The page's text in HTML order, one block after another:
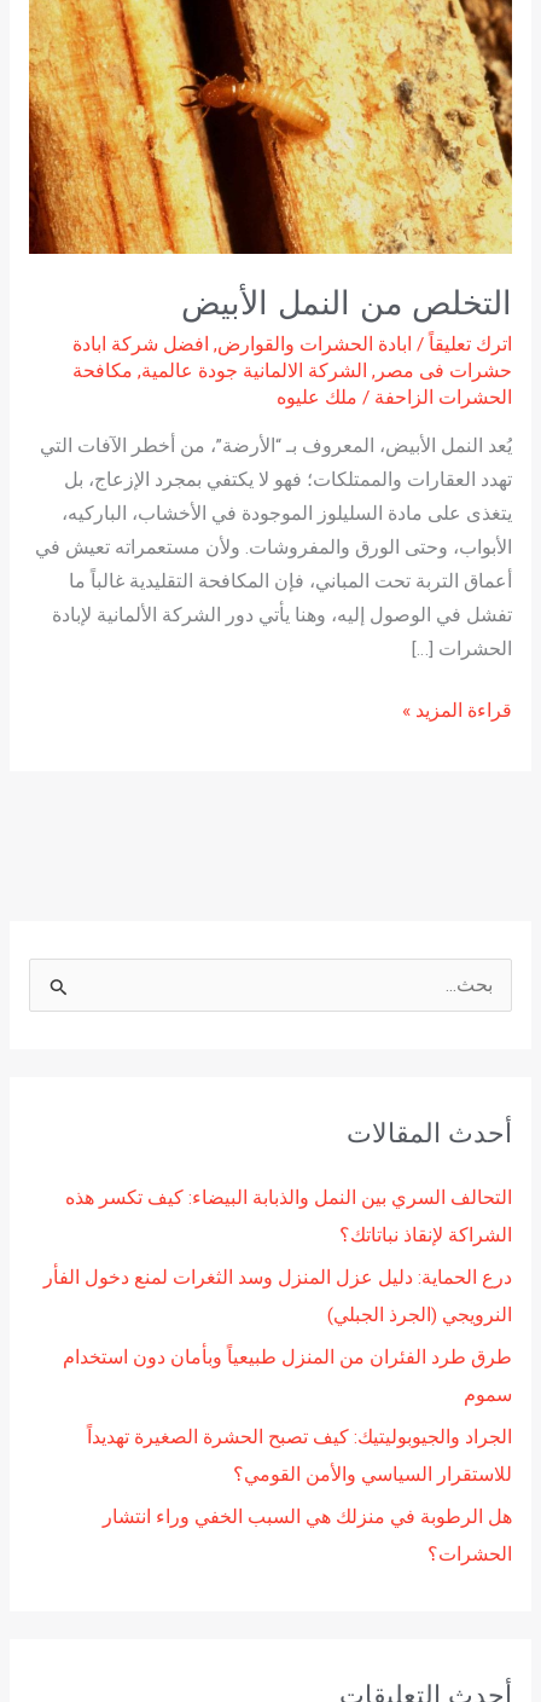
التخلص من النمل الأبيض
اترك تعليقاً / ابادة الحشرات والقوارض, افضل شركة ابادة
حشرات فى مصر , الشركة الالمانية جودة عالمية, مكافحة
الحشرات الزاحفة / ملك عليوه
يُعد النمل الأبيض، المعروف بـ “الأرضة”، من أخطر الآفات التي
تهدد العقارات والممتلكات؛ فهو لا يكتفي بمجرد الإزعاج، بل
يتغذى على مادة السليلوز الموجودة في الأخشاب، الباركيه،
الأبواب، وحتى الورق والمفروشات. ولأن مستعمراته تعيش في
أعماق التربة تحت المباني، فإن المكافحة التقليدية غالباً ما
تفشل في الوصول إليه، وهنا يأتي دور الشركة الألمانية لإبادة
الحشرات […]
النمل
الأبيض
قراءة المزيد »
ث
أحدث المقالات
التحالف السري بين النمل والذبابة البيضاء: كيف تكسر هذه
الشراكة لإنقاذ نباتاتك؟
درع الحماية: دليل عزل المنزل وسد الثغرات لمنع دخول الفأر
النرويجي (الجرذ الجبلي)
طرق طرد الفئران من المنزل طبيعياً وبأمان دون استخدام
سموم
الجراد والجيوبوليتيك: كيف تصبح الحشرة الصغيرة تهديداً
للاستقرار السياسي والأمن القومي؟
هل الرطوبة في منزلك هي السبب الخفي وراء انتشار
الحشرات؟
أحدث التعليقات